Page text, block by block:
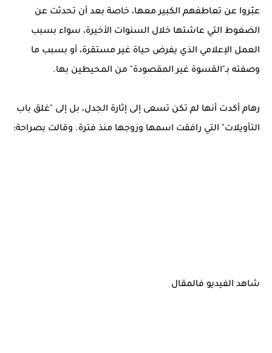
عبّروا عن تعاطفهم الكبير معها، خاصة بعد أن تحدثت عن
الضغوط التي عاشتها خلال السنوات الأخيرة، سواء بسبب
العمل الإعلامي الذي يفرض حياة غير مستقرة، أو بسبب ما
وصفته بـ"القسوة غير المقصودة" من المحيطين بها.
رهام أكدت أنها لم تكن تسعى إلى إثارة الجدل، بل إلى "غلق باب
التأويلات" التي رافقت اسمها وزوجها منذ فترة. وقالت بصراحة:
شاهد الفيديو فالمقال